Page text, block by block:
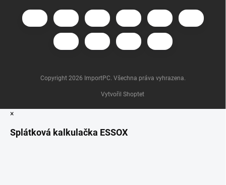
Vytvořil Shoptet
Copyright 2026 ImportPC. Všechna práva vyhrazena.
×
Splátková kalkulačka ESSOX